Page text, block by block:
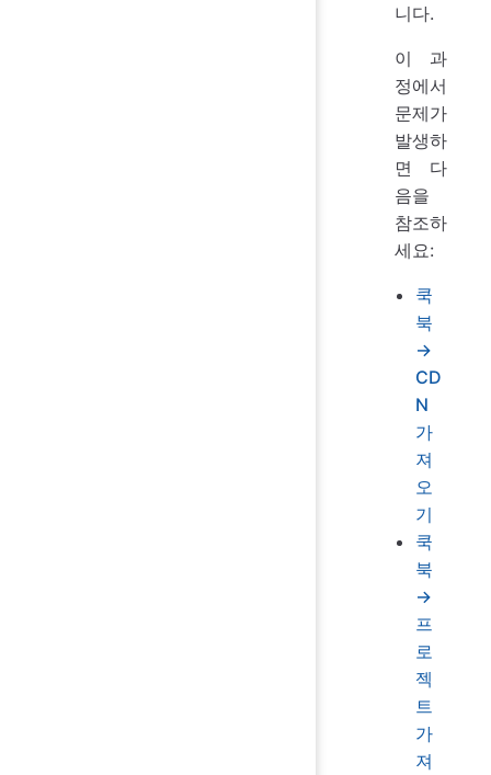
니다.
이 과
정에서
문제가
발생하
면 다
음을
참조하
세요:
쿡
북
→
CD
N
가
져
오
기
쿡
북
→
프
로
젝
트
가
져